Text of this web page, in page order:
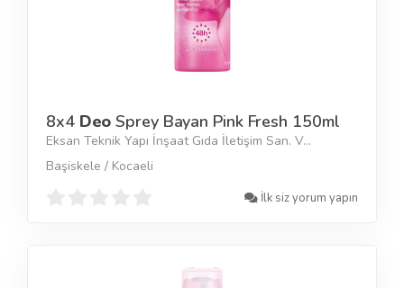
8x4 Deo Sprey Bayan Pink Fresh 150ml
Eksan Teknik Yapı İnşaat Gıda İletişim San. V...
Başiskele / Kocaeli
İlk siz yorum yapın